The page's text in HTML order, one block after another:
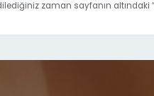
zaman sayfanın altındaki